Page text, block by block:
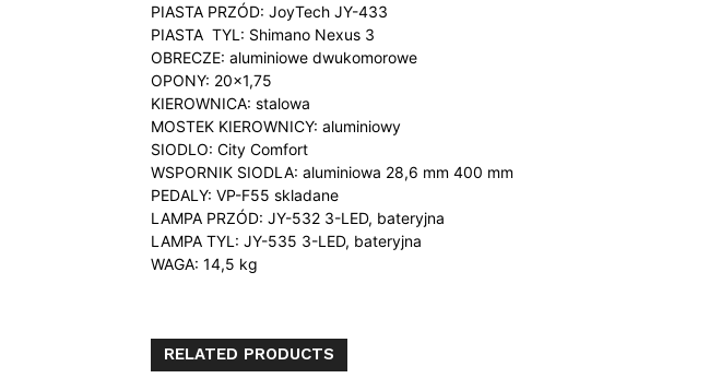
PIASTA PRZÓD: JoyTech JY-433
PIASTA TYL: Shimano Nexus 3
OBRECZE: aluminiowe dwukomorowe
OPONY: 20×1,75
KIEROWNICA: stalowa
MOSTEK KIEROWNICY: aluminiowy
SIODLO: City Comfort
WSPORNIK SIODLA: aluminiowa 28,6 mm 400 mm
PEDALY: VP-F55 skladane
LAMPA PRZÓD: JY-532 3-LED, bateryjna
LAMPA TYL: JY-535 3-LED, bateryjna
WAGA: 14,5 kg
RELATED PRODUCTS